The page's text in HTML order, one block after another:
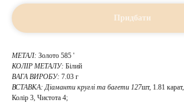
Придбати
МЕТАЛ: Золото 585 '
КОЛІР МЕТАЛУ: Білий
ВАГА ВИРОБУ: 7.03 г
ВСТАВКА: Діаманти круглі та багети 127шт, 1.81 карат,
Колір 3, Чистота 4;